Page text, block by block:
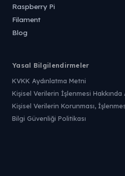
Raspberry Pi
Filament
Blog
Yasal Bilgilendirmeler
KVKK Aydınlatma Metni
Kişisel Verilerin İşlenmesi Hakkında
Kişisel Verilerin Korunması,
Bilgi Güvenliği Politikası